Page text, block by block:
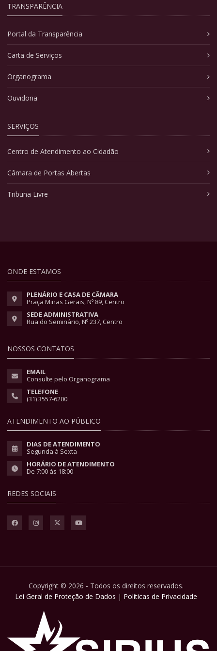
TRANSPARÊNCIA
Portal da Transparência
Carta de Serviços
Organograma
Ouvidoria
SERVIÇOS
Centro de Atendimento ao Cidadão
Câmara de Portas Abertas
Tribuna Livre
ONDE ESTAMOS
PLENÁRIO E CASA DE CÂMARA
Praça Minas Gerais, Nº 89, Centro
SEDE ADMINISTRATIVA
Rua do Seminário, Nº 237, Centro
NOSSOS CONTATOS
EMAIL
Consulte pelo Organograma
TELEFONE
(31) 3557-6200
ATENDIMENTO AO PÚBLICO
DIAS DE ATENDIMENTO
Segunda à Sexta
HORÁRIO DE ATENDIMENTO
De 7:00 às 18:00
REDES SOCIAIS
Copyright © 2026 - Todos os direitos reservados.
Lei Geral de Proteção de Dados | Políticas de Privacidade